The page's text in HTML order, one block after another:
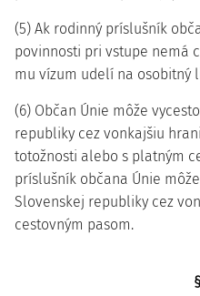
(5) Ak rodinný príslušník
povinnosti pri vstupe nemá
mu vízum udelí na osobitný
(6) Občan Únie môže
republiky cez vonkajšiu
totožnosti alebo s platným
príslušník občana Únie
Slovenskej republiky cez
cestovným pasom.